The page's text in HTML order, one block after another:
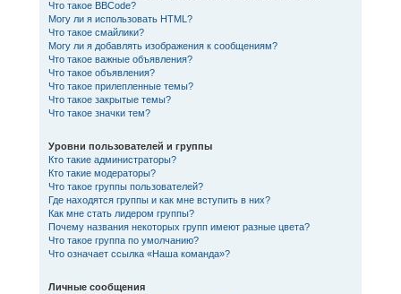
Что такое BBCode?
Могу ли я использовать HTML?
Что такое смайлики?
Могу ли я добавлять изображения к сообщениям?
Что такое важные объявления?
Что такое объявления?
Что такое прилепленные темы?
Что такое закрытые темы?
Что такое значки тем?
Уровни пользователей и группы
Кто такие администраторы?
Кто такие модераторы?
Что такое группы пользователей?
Где находятся группы и как мне вступить в них?
Как мне стать лидером группы?
Почему названия некоторых групп имеют разные цвета?
Что такое группа по умолчанию?
Что означает ссылка «Наша команда»?
Личные сообщения